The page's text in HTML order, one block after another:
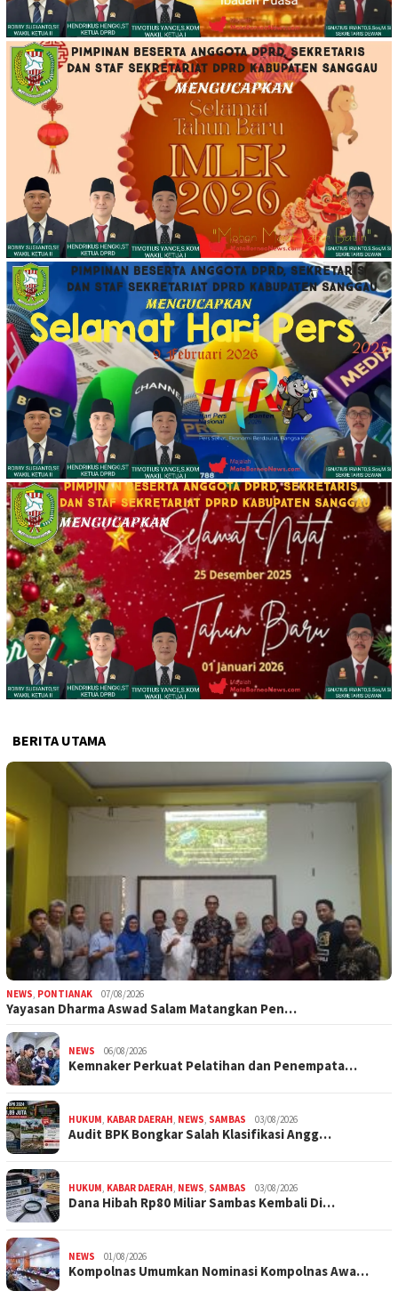
BERITA UTAMA
NEWS, PONTIANAK 07/08/2026
Yayasan Dharma Aswad Salam Matangkan Pen…
NEWS 06/08/2026
Kemnaker Perkuat Pelatihan dan Penempata…
HUKUM, KABAR DAERAH, NEWS, SAMBAS 03/08/2026
Audit BPK Bongkar Salah Klasifikasi Angg…
HUKUM, KABAR DAERAH, NEWS, SAMBAS 03/08/2026
Dana Hibah Rp80 Miliar Sambas Kembali Di…
NEWS 01/08/2026
Kompolnas Umumkan Nominasi Kompolnas Awa…